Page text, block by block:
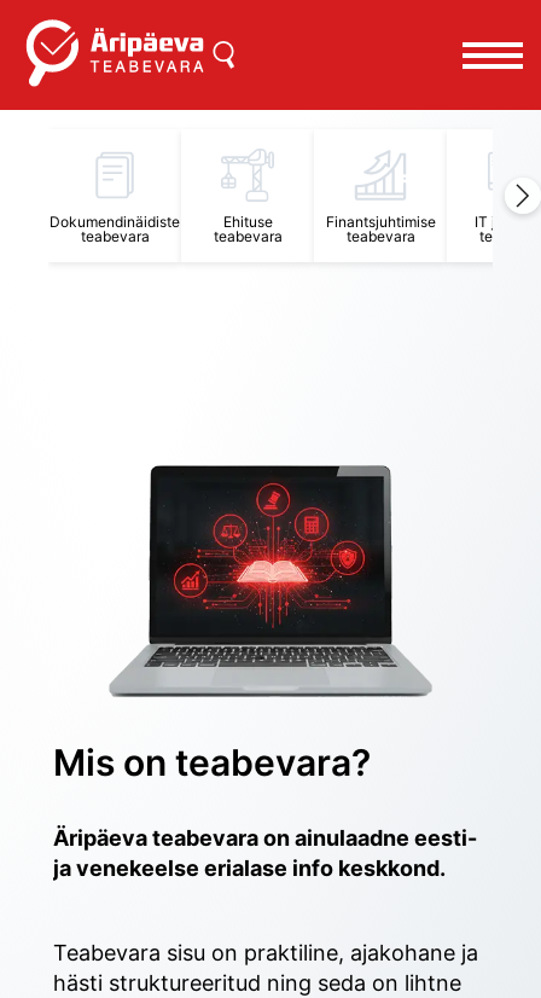
Dokumendinäidiste
teabevara
Ehituse
teabevara
Finantsjuhtimise
teabevara
IT
Mis on teabevara?
Äripäeva teabevara on ainulaadne eesti-
ja venekeelse erialase info keskkond.
Teabevara sisu on praktiline, ajakohane ja
hästi struktureeritud ning seda on lihtne